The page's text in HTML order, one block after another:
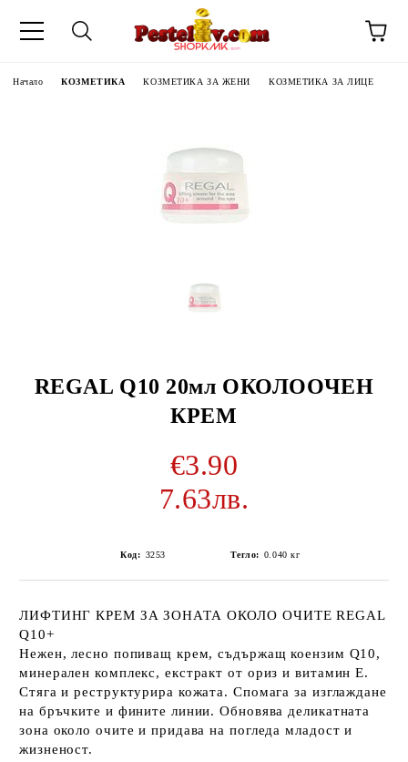
НА
Начало КОЗМЕТИКА КОЗМЕТИКА ЗА ЖЕНИ КОЗМЕТИКА ЗА ЛИЦЕ
REGAL Q10 20мл ОКОЛООЧЕН
КРЕМ
€3.90
7.63лв.
Код: 3253 Тегло: 0.040 кг
ЛИФТИНГ КРЕМ ЗА ЗОНАТА ОКОЛО ОЧИТЕ REGAL
Q10+
Нежен, лесно попиващ крем, съдържащ коензим Q10,
минерален комплекс, екстракт от ориз и витамин Е.
Стяга и реструктурира кожата. Спомага за изглаждане
на бръчките и фините линии. Обновява деликатната
зона около очите и придава на погледа младост и
жизненост.